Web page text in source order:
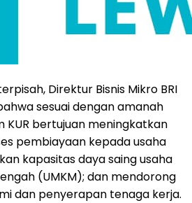
Direktur Bisnis Mikro BRI
sesuai dengan amanah
bertujuan meningkatkan
pembiayaan kepada usaha
kapasitas daya saing usaha
(UMKM); dan mendorong
dan penyerapan tenaga kerja.